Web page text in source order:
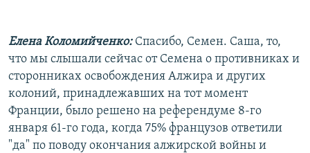
Елена Коломийченко:Спасибо, Семен. Саша, то,
что мы слышали сейчас от Семена о противниках и
сторонниках освобождения Алжира и других
колоний, принадлежавших на тот момент
Франции, было решено на референдуме 8-го
января 61-го года, когда 75% французов ответили
"да" по поводу окончания алжирской войны и